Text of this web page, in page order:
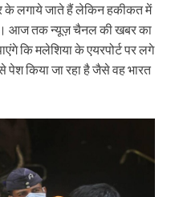
के लगाये जाते हैं लेकिन हकीकत में
है। आज तक न्यूज़ चैनल की खबर का
कि मलेशिया के एयरपोर्ट पर लगे
किया जा रहा है जैसे वह भारत